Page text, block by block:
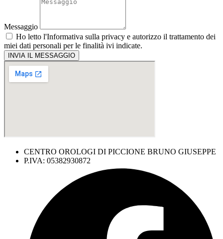
Messaggio
Ho letto l'Informativa sulla privacy e autorizzo il trattamento dei
miei dati personali per le finalità ivi indicate.
INVIA IL MESSAGGIO
CENTRO OROLOGI DI PICCIONE BRUNO GIUSEPPE
P.IVA: 05382930872